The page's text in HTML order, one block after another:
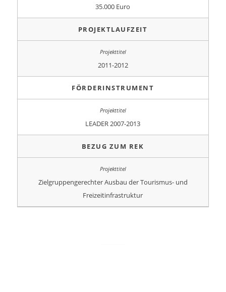
35.000 Euro
PROJEKTLAUFZEIT
2011-2012
FÖRDERINSTRUMENT
LEADER 2007-2013
BEZUG ZUM REK
Zielgruppengerechter Ausbau der Tourismus- und
Freizeitinfrastruktur